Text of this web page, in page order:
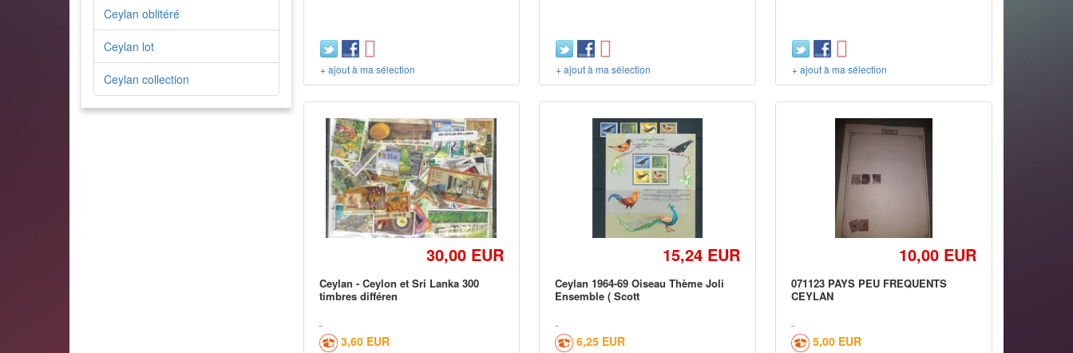
Ceylan oblitéré
Ceylan lot
Ceylan collection
+ ajout à ma sélection + ajout à ma sélection + ajout à ma sélection
30,00 EUR
Ceylan - Ceylon et Sri Lanka 300
timbres différen
3,60 EUR
15,24 EUR
Ceylan 1964-69 Oiseau Thème Joli
Ensemble ( Scott
6,25 EUR
10,00 EUR
071123 PAYS PEU FREQUENTS
CEYLAN
5,00 EUR